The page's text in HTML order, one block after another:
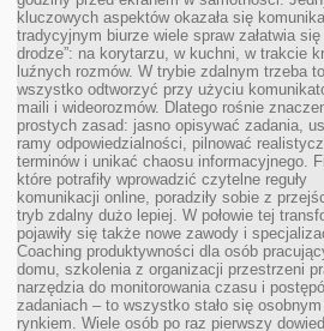
kluczowych aspektów okazała się
tradycyjnym biurze wiele spraw załatwia się
drodze”: na korytarzu, w kuchni, w trakcie
luźnych rozmów. W trybie zdalnym trzeba to
wszystko odtworzyć przy użyciu
maili i wideorozmów. Dlatego rośnie
prostych zasad: jasno opisywać zadania,
ramy odpowiedzialności, pilnować
terminów i unikać chaosu informacyjnego.
które potrafiły wprowadzić czytelne reguły
komunikacji online, poradziły sobie z
tryb zdalny dużo lepiej. W połowie tej
pojawiły się także nowe zawody i
Coaching produktywności dla osób
domu, szkolenia z organizacji przestrzeni
narzędzia do monitorowania czasu i
zadaniach – to wszystko stało się osobnym
rynkiem. Wiele osób po raz pierwszy